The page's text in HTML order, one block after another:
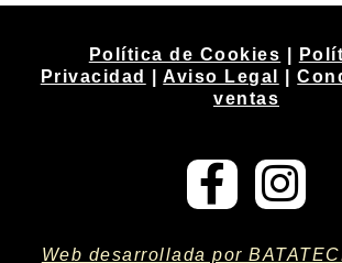
Política de Cookies
Privacidad
|Aviso Legal |
ventas
Web desarrollada por